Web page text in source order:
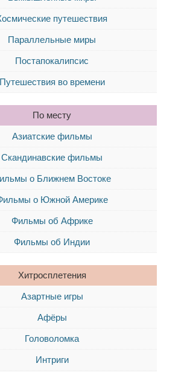
путешествия
Параллельные миры
Постапокалипсис
Путешествия во времени
По месту
Азиатские фильмы
Скандинавские фильмы
о Ближнем Востоке
о Южной Америке
Фильмы об Африке
Фильмы об Индии
Хитросплетения
Азартные игры
Афёры
Головоломка
Интриги